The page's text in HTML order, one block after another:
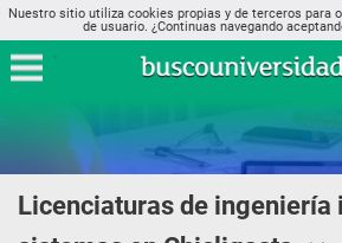
Nuestro sitio utiliza cookies propias y de terceros para
de usuario. ¿Continuas navegando
Licenciaturas de ingeniería